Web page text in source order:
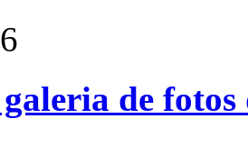
de